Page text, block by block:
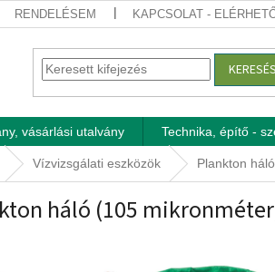
RENDELÉSEM KAPCSOLAT -
KERESÉS
vásárlási utalvány Technika, építő -
Vízvizsgálati eszközök Plankton
háló (105